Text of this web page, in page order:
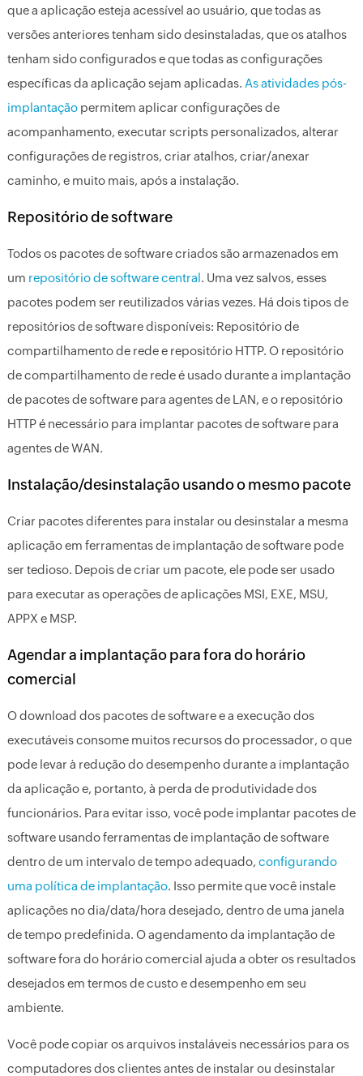
que a aplicação esteja acessível ao usuário, que todas as
versões anteriores tenham sido desinstaladas, que os atalhos
tenham sido configurados e que todas as configurações
específicas da aplicação sejam aplicadas. As atividades pós-
implantaçãopermitem aplicar configurações de
acompanhamento, executar scripts personalizados, alterar
configurações de registros, criar atalhos, criar/anexar
caminho, e muito mais, após a instalação.
Repositório de software
Todos os pacotes de software criados são armazenados em
um repositório de software central. Uma vez salvos, esses
pacotes podem ser reutilizados várias vezes. Há dois tipos de
repositórios de software disponíveis: Repositório de
compartilhamento de rede e repositório HTTP. O repositório
de compartilhamento de rede é usado durante a implantação
de pacotes de software para agentes de LAN, e o repositório
HTTP é necessário para implantar pacotes de software para
agentes de WAN.
Instalação/desinstalação usando o mesmo pacote
Criar pacotes diferentes para instalar ou desinstalar a mesma
aplicação em ferramentas de implantação de software pode
ser tedioso. Depois de criar um pacote, ele pode ser usado
para executar as operações de aplicações MSI, EXE, MSU,
APPX e MSP.
Agendar a implantação para fora do horário
comercial
O download dos pacotes de software e a execução dos
executáveis consome muitos recursos do processador, o que
pode levar à redução do desempenho durante a implantação
da aplicação e, portanto, à perda de produtividade dos
funcionários. Para evitar isso, você pode implantar pacotes de
software usando ferramentas de implantação de software
dentro de um intervalo de tempo adequado, configurando
uma política de implantação. Isso permite que você instale
aplicações no dia/data/hora desejado, dentro de uma janela
de tempo predefinida. O agendamento da implantação de
software fora do horário comercial ajuda a obter os resultados
desejados em termos de custo e desempenho em seu
ambiente.
Você pode copiar os arquivos instaláveis necessários para os
computadores dos clientes antes de instalar ou desinstalar